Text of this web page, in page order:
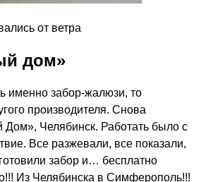
от ветра
дом»
именно забор-жалюзи, то
производителя. Снова
Челябинск. Работать было с
Все разжевали, все показали,
забор и… бесплатно
Из Челябинска в Симферополь!!!